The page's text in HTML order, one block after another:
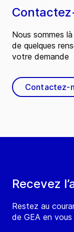
Recevez
Restez au
de GEA en
Nous sommes
de quelques
votre demande
Contactez-